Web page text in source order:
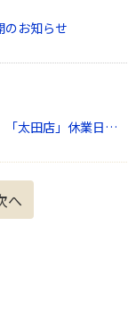
のお知らせ
味の民芸「桐生店」「足利店」「太田店」休業日のご案内
へ